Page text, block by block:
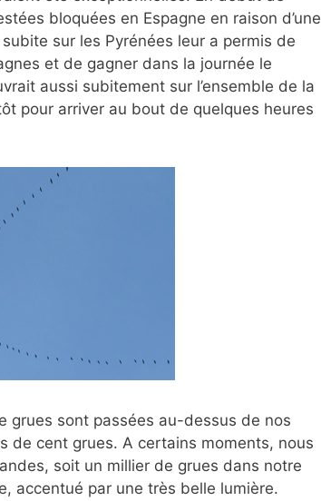
bloquées en Espagne en raison d’une
sur les Pyrénées leur a permis de
et de gagner dans la journée le
aussi subitement sur l’ensemble de la
pour arriver au bout de quelques heures
grues sont passées au-dessus de nos
de cent grues. A certains moments, nous
soit un millier de grues dans notre
accentué par une très belle lumière.